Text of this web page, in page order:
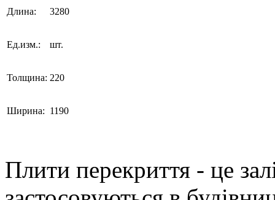
Длина: 3280
Ед.изм.: шт.
Толщина: 220
Ширина: 1190
Плити перекриття - це